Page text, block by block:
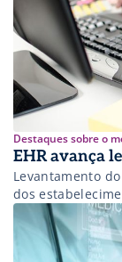
Destaques sobre o
EHR avança
Levantamento
dos